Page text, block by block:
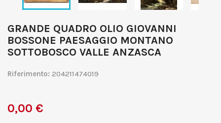
GRANDE QUADRO OLIO GIOVANNI
BOSSONE PAESAGGIO MONTANO
SOTTOBOSCO VALLE ANZASCA
Riferimento: 204211474019
0,00 €